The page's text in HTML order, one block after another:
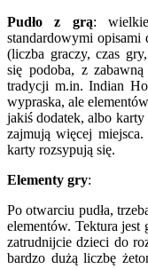
Pudło z grą:
standardowymi
(liczba graczy, czas
się podoba, z
tradycji m.in. Indian
wypraska, ale
jakiś dodatek, albo
zajmują więcej
karty rozsypują się.
Elementy gry:
Po otwarciu pudła,
elementów. Tektura jest
zatrudnijcie dzieci do
bardzo dużą liczbę